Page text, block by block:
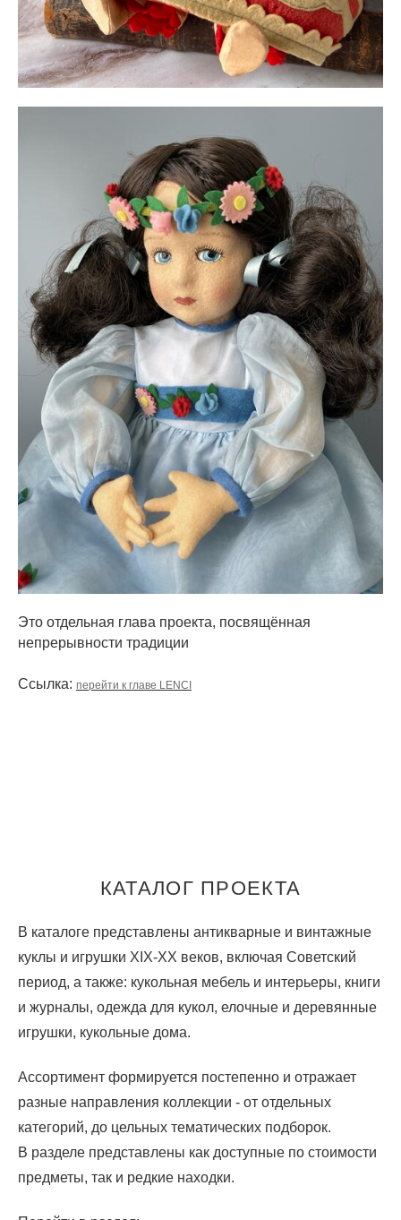
Это отдельная глава проекта, посвящённая
непрерывности традиции
Ссылка: перейти к главе LENCI
КАТАЛОГ ПРОЕКТА
В каталоге представлены антикварные и винтажные
куклы и игрушки XIX-XX веков, включая Советский
период, а также: кукольная мебель и интерьеры, книги
и журналы, одежда для кукол, елочные и деревянные
игрушки, кукольные дома.
Ассортимент формируется постепенно и отражает
разные направления коллекции - от отдельных
категорий, до цельных тематических подборок.
В разделе представлены как доступные по стоимости
предметы, так и редкие находки.